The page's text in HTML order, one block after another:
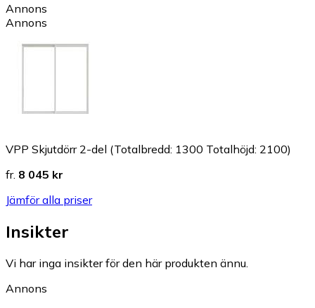
Annons
Annons
VPP Skjutdörr 2-del (Totalbredd: 1300 Totalhöjd: 2100)
fr. 8 045 kr
Jämför alla priser
Insikter
Vi har inga insikter för den här produkten ännu.
Annons